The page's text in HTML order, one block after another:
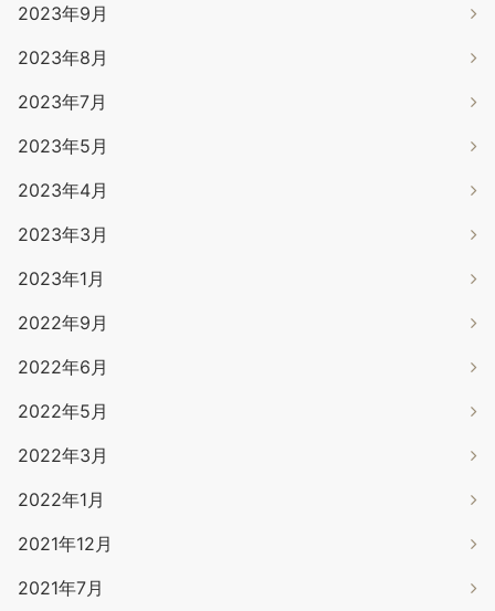
2023年9月
2023年8月
2023年7月
2023年5月
2023年4月
2023年3月
2023年1月
2022年9月
2022年6月
2022年5月
2022年3月
2022年1月
2021年12月
2021年7月